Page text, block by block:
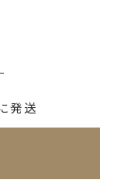
ください
発送